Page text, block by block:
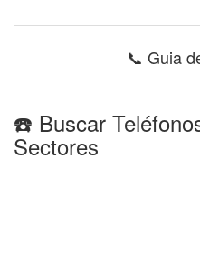
📞 Guia
☎️ Buscar
Sectores